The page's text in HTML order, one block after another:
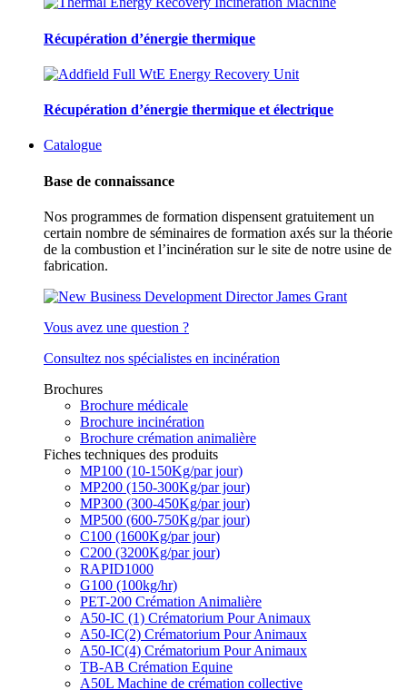
Récupération d’énergie thermique
Récupération d’énergie thermique et électrique
Catalogue
Base de connaissance
Nos programmes de formation dispensent gratuitement un
certain nombre de séminaires de formation axés sur la théorie
de la combustion et l’incinération sur le site de notre usine de
fabrication.
Vous avez une question ?
Consultez nos spécialistes en incinération
Brochures
Brochure médicale
Brochure incinération
Brochure crémation animalière
Fiches techniques des produits
MP100 (10-150Kg/par jour)
MP200 (150-300Kg/par jour)
MP300 (300-450Kg/par jour)
MP500 (600-750Kg/par jour)
C100 (1600Kg/par jour)
C200 (3200Kg/par jour)
RAPID1000
G100 (100kg/hr)
PET-200 Crémation Animalière
A50-IC (1) Crématorium Pour Animaux
A50-IC(2) Crématorium Pour Animaux
A50-IC(4) Crématorium Pour Animaux
TB-AB Crémation Equine
A50L Machine de crémation collective